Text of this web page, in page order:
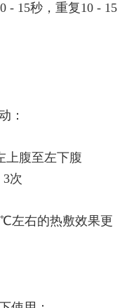
- 15秒，重复10 - 15
：
上腹至左下腹
次
左右的热敷效果更